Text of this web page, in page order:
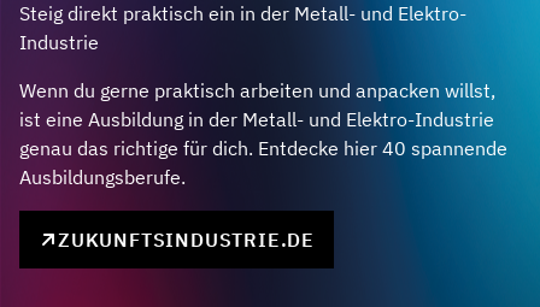
Steig direkt praktisch ein in der Metall- und Elektro-
Industrie
Wenn du gerne praktisch arbeiten und anpacken willst,
ist eine Ausbildung in der Metall- und Elektro-Industrie
genau das richtige für dich. Entdecke hier 40 spannende
Ausbildungsberufe.
ZUKUNFTSINDUSTRIE.DE